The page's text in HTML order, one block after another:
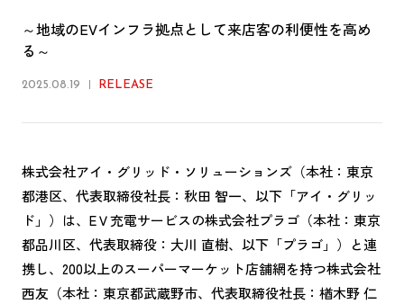
～地域のEVインフラ拠点として来店客の利便性を高め
る～
2025.08.19 RELEASE
株式会社アイ・グリッド・ソリューションズ（本社：東京
都港区、代表取締役社長：秋田 智一、以下「アイ・グリッ
ド」）は、EＶ充電サービスの株式会社プラゴ（本社：東京
都品川区、代表取締役：大川 直樹、以下「プラゴ」）と連
携し、200以上のスーパーマーケット店舗網を持つ株式会社
西友（本社：東京都武蔵野市、代表取締役社長：楢木野 仁